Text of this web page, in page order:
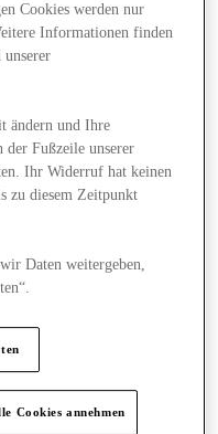
Cookies werden nur
Informationen finden
unserer
ändern und Ihre
Fußzeile unserer
Ihr Widerruf hat keinen
zu diesem Zeitpunkt
Daten weitergeben,
Cookies annehmen